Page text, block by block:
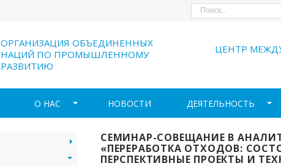
ОРГАНИЗАЦИЯ ОБЪЕДИНЕННЫХ
НАЦИЙ ПО ПРОМЫШЛЕННОМУ
РАЗВИТИЮ
ЦЕНТР
О НАС НОВОСТИ ДЕЯТЕЛЬНОСТЬ
СЕМИНАР-СОВЕЩАНИЕ В
«ПЕРЕРАБОТКА ОТХОДОВ:
ПЕРСПЕКТИВНЫЕ ПРОЕКТЫ И